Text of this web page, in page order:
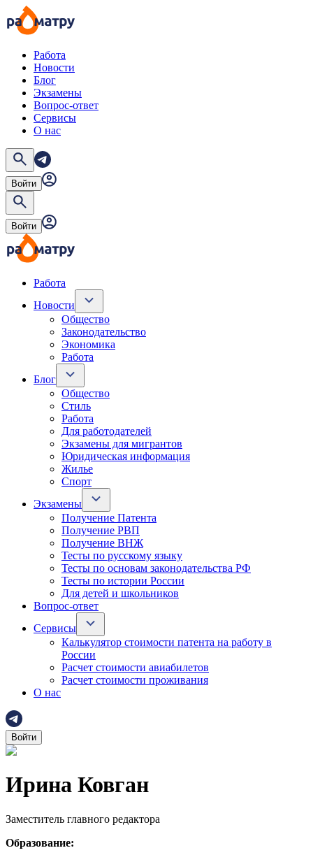
Работа
Новости
Блог
Экзамены
Вопрос-ответ
Сервисы
О нас
Войти
Войти
Работа
Новости
Общество
Законодательство
Экономика
Работа
Блог
Общество
Стиль
Работа
Для работодателей
Экзамены для мигрантов
Юридическая информация
Жилье
Спорт
Экзамены
Получение Патента
Получение РВП
Получение ВНЖ
Тесты по русскому языку
Тесты по основам законодательства РФ
Тесты по истории России
Для детей и школьников
Вопрос-ответ
Сервисы
Калькулятор стоимости патента на работу в
России
Расчет стоимости авиабилетов
Расчет стоимости проживания
О нас
Войти
Ирина Ковган
Заместитель главного редактора
Образование: